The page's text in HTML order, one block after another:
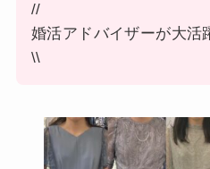
//
婚活アドバイザーが大活
\\